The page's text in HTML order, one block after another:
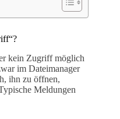
kein Zugriff möglich
im Dateimanager
ihn zu öffnen,
Meldungen